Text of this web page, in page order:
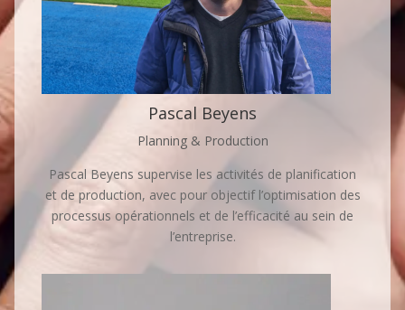
Pascal Beyens
Planning & Production
Pascal Beyens supervise les activités de planification
et de production, avec pour objectif l’optimisation des
processus opérationnels et de l’efficacité au sein de
l’entreprise.